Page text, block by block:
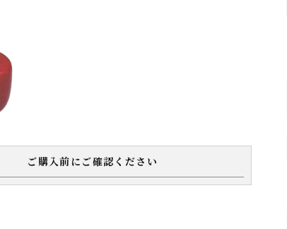
ご購入前にご確認ください